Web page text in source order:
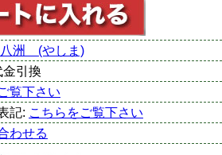
洲 (やしま)
引換
覧下さい
記: こちらをご覧下さい
わせる